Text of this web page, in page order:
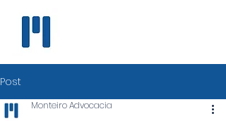
Post
Monteiro Advocacia